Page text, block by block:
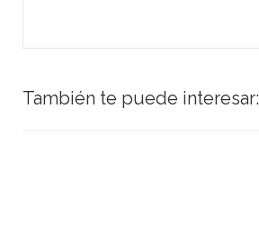
También te puede interesar: